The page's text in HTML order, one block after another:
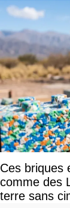
Ces briques
comme des
terre sans